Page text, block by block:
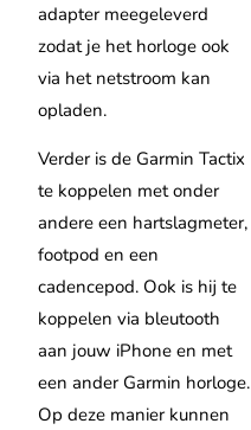
adapter meegeleverd
zodat je het horloge ook
via het netstroom kan
opladen.
Verder is de Garmin Tactix
te koppelen met onder
andere een hartslagmeter,
footpod en een
cadencepod. Ook is hij te
koppelen via bleutooth
aan jouw iPhone en met
een ander Garmin horloge.
Op deze manier kunnen